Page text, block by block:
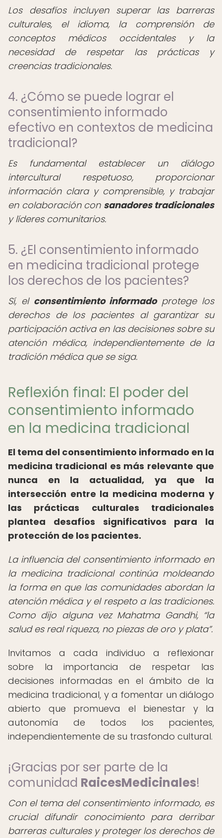
Los desafíos incluyen superar las barreras
culturales, el idioma, la comprensión de
conceptos médicos occidentales y la
necesidad de respetar las prácticas y
creencias tradicionales.
4. ¿Cómo se puede lograr el
consentimiento informado
efectivo en contextos de medicina
tradicional?
Es fundamental establecer un diálogo
intercultural respetuoso, proporcionar
información clara y comprensible, y trabajar
en colaboración con sanadores tradicionales
y líderes comunitarios.
5. ¿El consentimiento informado
en medicina tradicional protege
los derechos de los pacientes?
Sí, el consentimiento informadoprotege los
derechos de los pacientes al garantizar su
participación activa en las decisiones sobre su
atención médica, independientemente de la
tradición médica que se siga.
Reflexión final: El poder del
consentimiento informado
en la medicina tradicional
El tema del consentimiento informado en la
medicina tradicional es más relevante que
nunca en la actualidad, ya que la
intersección entre la medicina moderna y
las prácticas culturales tradicionales
plantea desafíos significativos para la
protección de los pacientes.
La influencia del consentimiento informado en
la medicina tradicional continúa moldeando
la forma en que las comunidades abordan la
atención médica y el respeto a las tradiciones.
Como dijo alguna vez Mahatma Gandhi,
la
salud es real riqueza, no piezas de oro y plata .
Invitamos a cada individuo a reflexionar
sobre la importancia de respetar las
decisiones informadas en el ámbito de la
medicina tradicional, y a fomentar un diálogo
abierto que promueva el bienestar y la
autonomía de todos los pacientes,
independientemente de su trasfondo cultural.
¡Gracias por ser parte de la
comunidad RaicesMedicinales!
Con el tema del consentimiento informado, es
crucial difundir conocimiento para derribar
barreras culturales y proteger los derechos de